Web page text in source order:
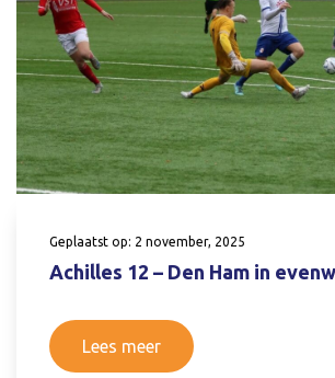
Geplaatst op: 2 november, 2025
Achilles 12 – Den Ham in
Lees meer